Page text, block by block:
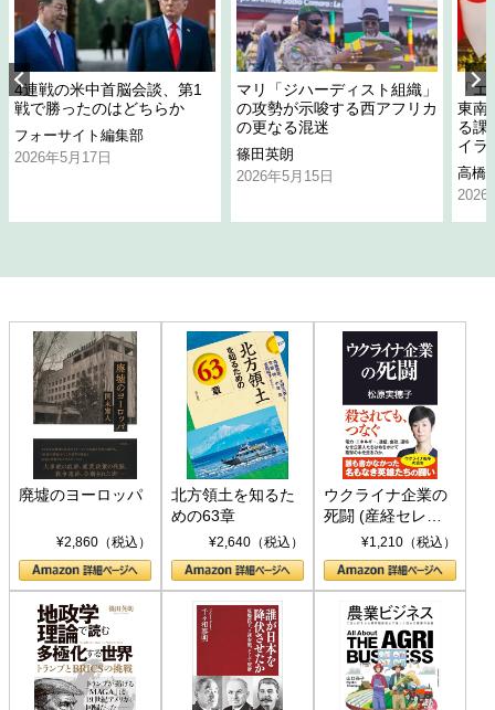
4連戦の米中首脳会談、第1
戦で勝ったのはどちらか
フォーサイト編集部
2026年5月17日
マリ「ジハーディスト組織」
の攻勢が示唆する西アフリカ
の更なる混迷
篠田英朗
2026年5月15日
「
東南
る課
イラ
高橋
2026
廃墟のヨーロッパ
¥2,860（税込）
北方領土を知るた
めの63章
¥2,640（税込）
ウクライナ企業の
死闘 (産経セレク
ト S 039)¥1,210（税込）